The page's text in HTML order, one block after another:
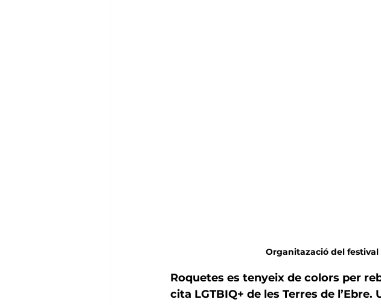
Organitazació del
Roquetes es tenyeix de colors per
cita LGTBIQ+ de les Terres de